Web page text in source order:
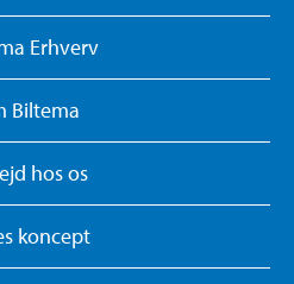
Erhverv
Biltema
hos os
koncept